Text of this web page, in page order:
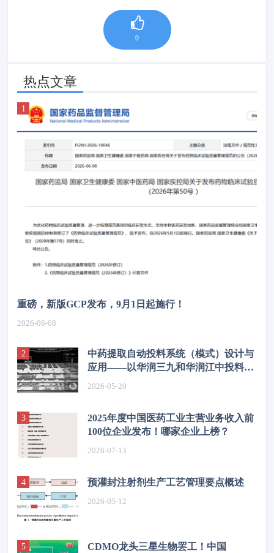
0
热点文章
重磅，新版GCP发布，9月1日起施行！
2026-06-08
中药提取自动投料系统（模式）设计与
应用——以华润三九和华润江中投料系
2026-05-20
2025年度中国医药工业主营业务收入前
100位企业发布！哪家企业上榜？
2026-07-13
预灌封注射剂生产工艺管理要点概述
2026-05-12
CDMO龙头三星生物罢工！中国